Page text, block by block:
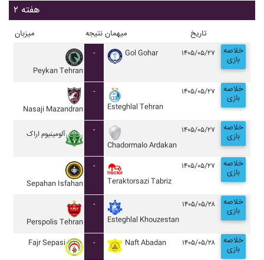
هفته ۲
میزبان نتیجه میهمان تاریخ
Peykan Tehran
- Gol Gohar ۱۴۰۵/۰۵/۲۷ خلاصه
بازی
Nasaji Mazandran
-
Esteghlal Tehran
۱۴۰۵/۰۵/۲۷ خلاصه
بازی
آلومينيوم اراک
-
Chadormalo Ardakan
۱۴۰۵/۰۵/۲۷ خلاصه
بازی
Sepahan Isfahan
-
Teraktorsazi Tabriz
۱۴۰۵/۰۵/۲۷ خلاصه
بازی
Perspolis Tehran
-
Esteghlal Khouzestan
۱۴۰۵/۰۵/۲۸ خلاصه
بازی
Fajr Sepasi - Naft Abadan ۱۴۰۵/۰۵/۲۸ خلاصه
بازی